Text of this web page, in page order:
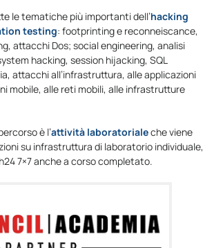
le tematiche più importanti dell’hacking
testing: footprinting e reconneiscance,
attacchi Dos; social engineering, analisi
hacking, session hijacking, SQL
attacchi all’infrastruttura, alle applicazioni
mobile, alle reti mobili, alle infrastrutture
è l’attività laboratorialeche viene
su infrastruttura di laboratorio individuale,
7×7 anche a corso completato.